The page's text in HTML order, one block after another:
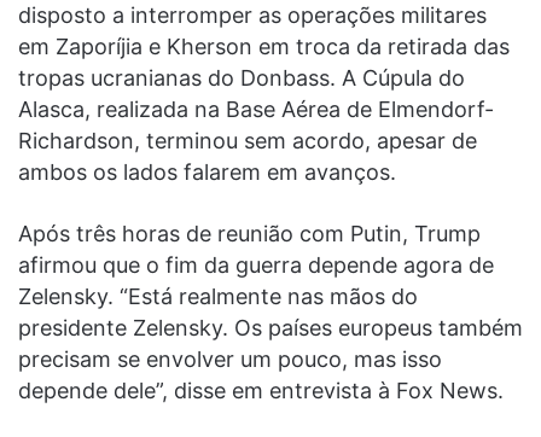
disposto a interromper as operações militares
em Zaporíjia e Kherson em troca da retirada das
tropas ucranianas do Donbass. A Cúpula do
Alasca, realizada na Base Aérea de Elmendorf-
Richardson, terminou sem acordo, apesar de
ambos os lados falarem em avanços.
Após três horas de reunião com Putin, Trump
afirmou que o fim da guerra depende agora de
Zelensky. “Está realmente nas mãos do
presidente Zelensky. Os países europeus também
precisam se envolver um pouco, mas isso
depende dele”, disse em entrevista à Fox News.